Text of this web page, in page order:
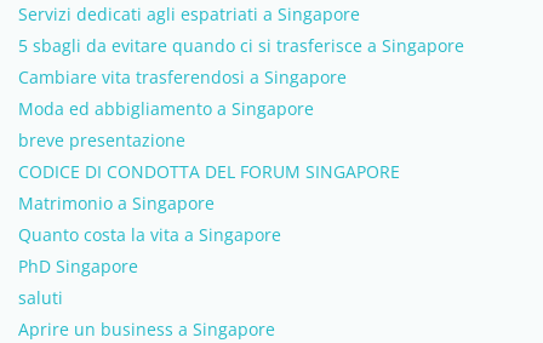
Servizi dedicati agli espatriati a Singapore
5 sbagli da evitare quando ci si trasferisce a Singapore
Cambiare vita trasferendosi a Singapore
Moda ed abbigliamento a Singapore
breve presentazione
CODICE DI CONDOTTA DEL FORUM SINGAPORE
Matrimonio a Singapore
Quanto costa la vita a Singapore
PhD Singapore
saluti
Aprire un business a Singapore